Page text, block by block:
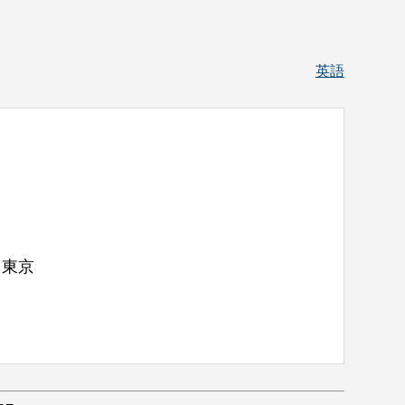
英語
東京